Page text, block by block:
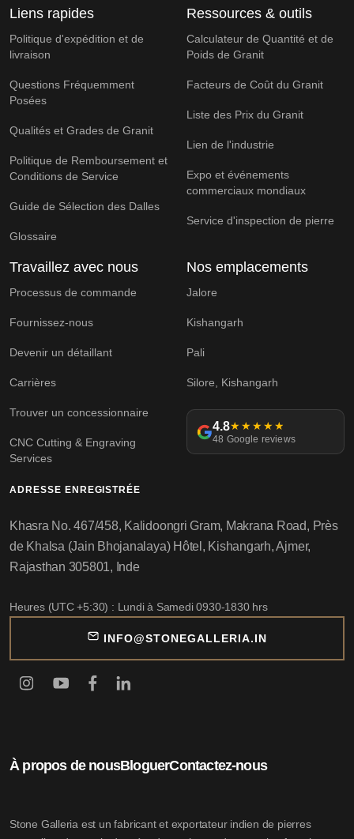
Liens rapides
Politique d'expédition et de
livraison
Questions Fréquemment
Posées
Qualités et Grades de Granit
Politique de Remboursement et
Conditions de Service
Guide de Sélection des Dalles
Glossaire
Ressources & outils
Calculateur de Quantité et de
Poids de Granit
Facteurs de Coût du Granit
Liste des Prix du Granit
Lien de l'industrie
Expo et événements
commerciaux mondiaux
Service d'inspection de pierre
Travaillez avec nous
Processus de commande
Fournissez-nous
Devenir un détaillant
Carrières
Trouver un concessionnaire
CNC Cutting & Engraving
Services
Nos emplacements
Jalore
Kishangarh
Pali
Silore, Kishangarh
4.8★★★★★
48 Google reviews
À propos de nousBloguerContactez-nous
Stone Galleria est un fabricant et exportateur indien de pierres
ADRESSE ENREGISTRÉE
Khasra No. 467/458, Kalidoongri Gram, Makrana Road, Près
de Khalsa (Jain Bhojanalaya) Hôtel, Kishangarh, Ajmer,
Rajasthan 305801, Inde
Heures (UTC +5:30) : Lundi à Samedi 0930-1830 hrs
INFO@STONEGALLERIA.IN